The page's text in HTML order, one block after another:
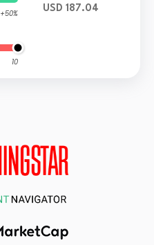
+50%
10
USD 187.04